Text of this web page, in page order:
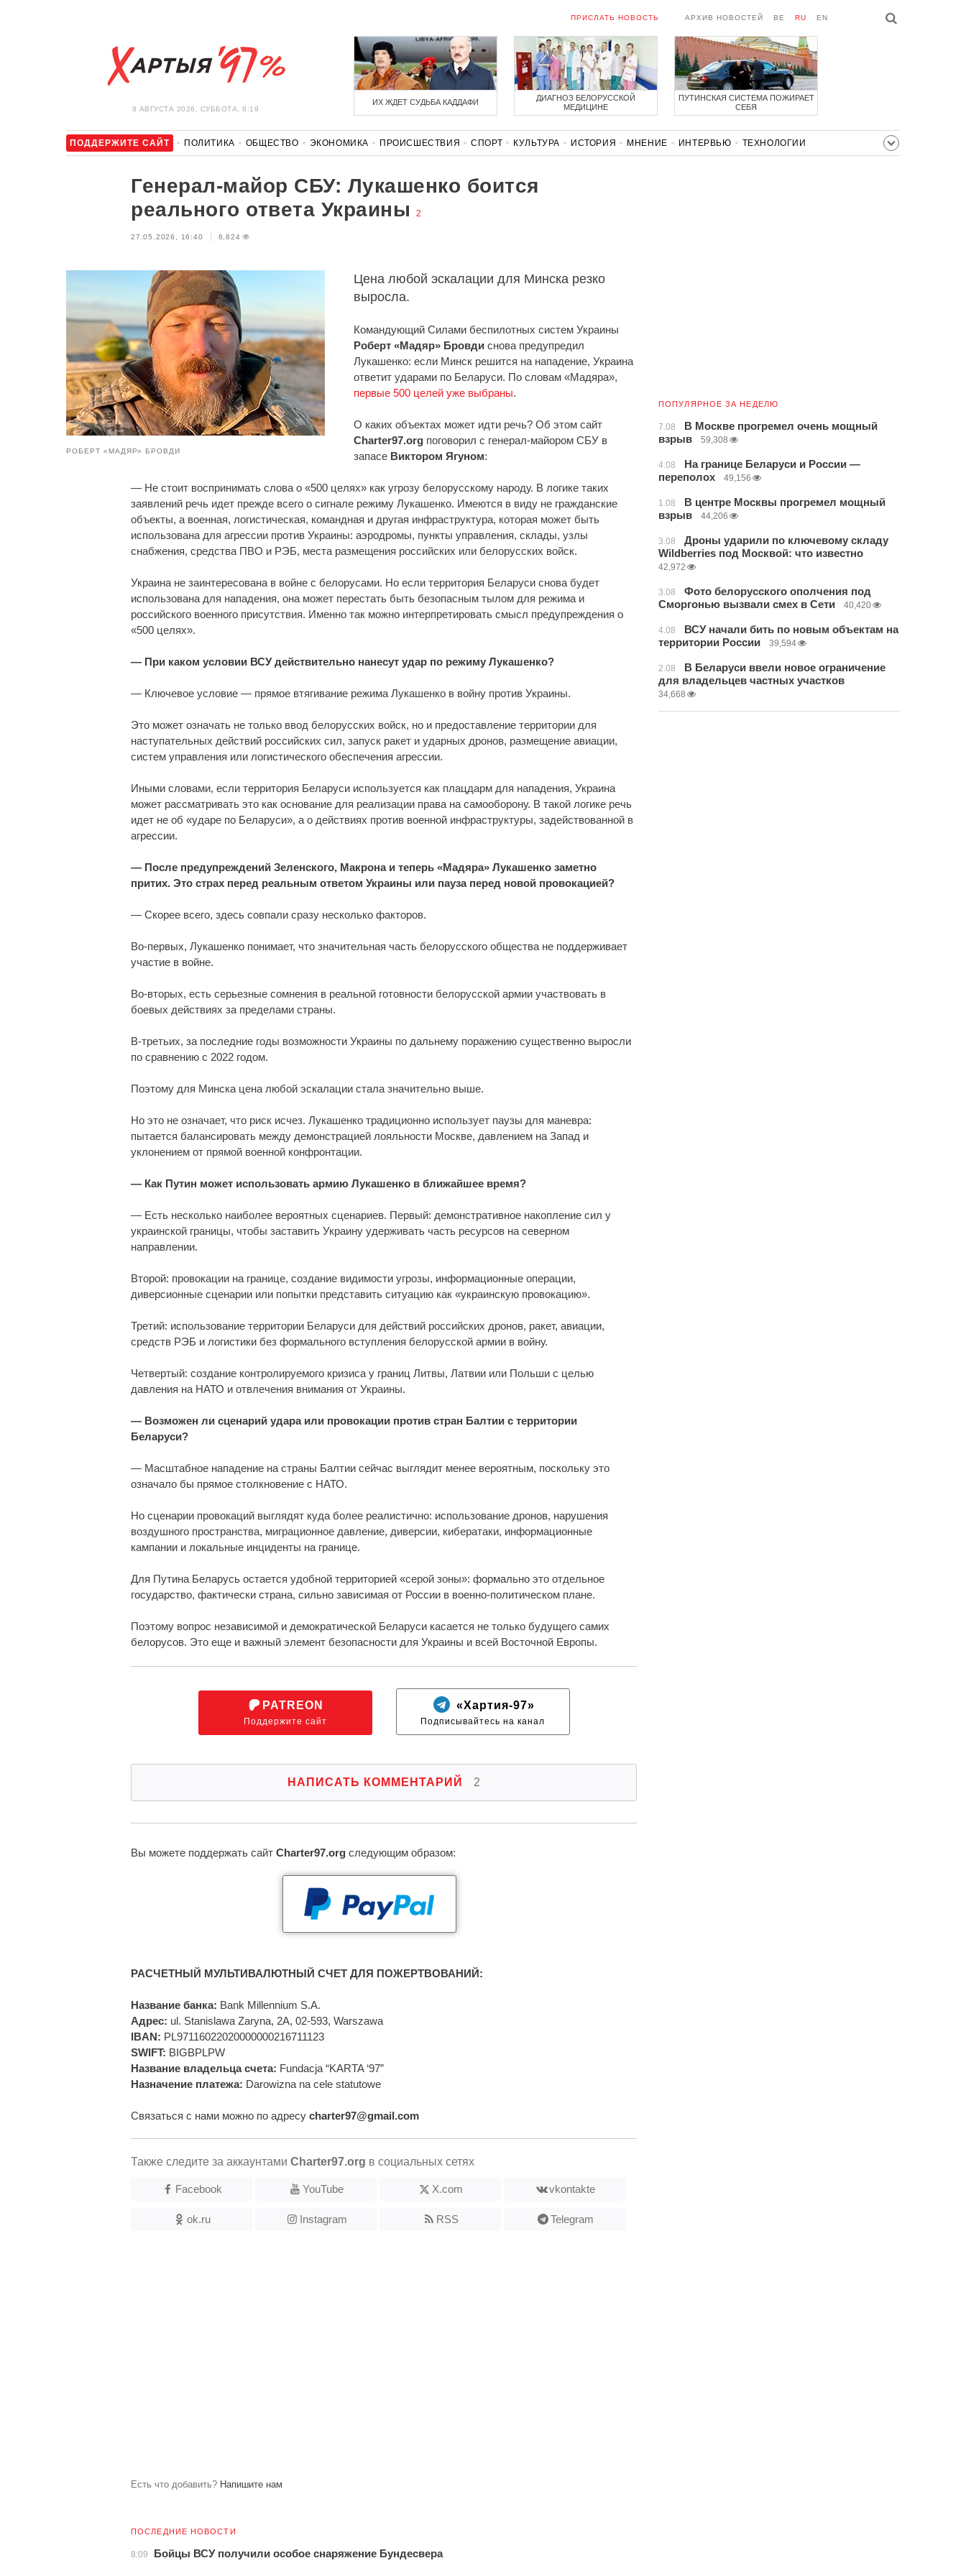
8 АВГУСТА 2026, СУББОТА, 8:19
ПРИСЛАТЬ НОВОСТЬ АРХИВ НОВОСТЕЙ BE RU EN
ИХ ЖДЕТ СУДЬБА КАДДАФИ
ДИАГНОЗ БЕЛОРУССКОЙ
МЕДИЦИНЕ
ПУТИНСКАЯ СИСТЕМА ПОЖИРАЕТ
СЕБЯ
ПОДДЕРЖИТЕ САЙТ ПОЛИТИКА ОБЩЕСТВО ЭКОНОМИКА ПРОИСШЕСТВИЯ СПОРТ КУЛЬТУРА ИСТОРИЯ МНЕНИЕ ИНТЕРВЬЮ
ТЕХНОЛОГИИ
Генерал-майор СБУ: Лукашенко боится
реального ответа Украины
2
27.05.2026, 16:40 6,824
РОБЕРТ «МАДЯР» БРОВДИ
Цена любой эскалации для Минска резко
выросла.
Командующий Силами беспилотных систем Украины
Роберт «Мадяр» Бровди снова предупредил
Лукашенко: если Минск решится на нападение, Украина
ответит ударами по Беларуси. По словам «Мадяра»,
первые 500 целей уже выбраны.
О каких объектах может идти речь? Об этом сайт
Charter97.org поговорил с генерал-майором СБУ в
запасе Виктором Ягуном:
— Не стоит воспринимать слова о «500 целях» как угрозу белорусскому народу. В логике таких
заявлений речь идет прежде всего о сигнале режиму Лукашенко. Имеются в виду не гражданские
объекты, а военная, логистическая, командная и другая инфраструктура, которая может быть
использована для агрессии против Украины: аэродромы, пункты управления, склады, узлы
снабжения, средства ПВО и РЭБ, места размещения российских или белорусских войск.
Украина не заинтересована в войне с белорусами. Но если территория Беларуси снова будет
использована для нападения, она может перестать быть безопасным тылом для режима и
российского военного присутствия. Именно так можно интерпретировать смысл предупреждения о
«500 целях».
— При каком условии ВСУ действительно нанесут удар по режиму Лукашенко?
— Ключевое условие — прямое втягивание режима Лукашенко в войну против Украины.
Это может означать не только ввод белорусских войск, но и предоставление территории для
наступательных действий российских сил, запуск ракет и ударных дронов, размещение авиации,
систем управления или логистического обеспечения агрессии.
Иными словами, если территория Беларуси используется как плацдарм для нападения, Украина
может рассматривать это как основание для реализации права на самооборону. В такой логике речь
идет не об «ударе по Беларуси», а о действиях против военной инфраструктуры, задействованной в
агрессии.
— После предупреждений Зеленского, Макрона и теперь «Мадяра» Лукашенко заметно
притих. Это страх перед реальным ответом Украины или пауза перед новой провокацией?
— Скорее всего, здесь совпали сразу несколько факторов.
Во-первых, Лукашенко понимает, что значительная часть белорусского общества не поддерживает
участие в войне.
Во-вторых, есть серьезные сомнения в реальной готовности белорусской армии участвовать в
боевых действиях за пределами страны.
В-третьих, за последние годы возможности Украины по дальнему поражению существенно выросли
по сравнению с 2022 годом.
Поэтому для Минска цена любой эскалации стала значительно выше.
Но это не означает, что риск исчез. Лукашенко традиционно использует паузы для маневра:
пытается балансировать между демонстрацией лояльности Москве, давлением на Запад и
уклонением от прямой военной конфронтации.
— Как Путин может использовать армию Лукашенко в ближайшее время?
— Есть несколько наиболее вероятных сценариев. Первый: демонстративное накопление сил у
украинской границы, чтобы заставить Украину удерживать часть ресурсов на северном
направлении.
Второй: провокации на границе, создание видимости угрозы, информационные операции,
диверсионные сценарии или попытки представить ситуацию как «украинскую провокацию».
Третий: использование территории Беларуси для действий российских дронов, ракет, авиации,
средств РЭБ и логистики без формального вступления белорусской армии в войну.
Четвертый: создание контролируемого кризиса у границ Литвы, Латвии или Польши с целью
давления на НАТО и отвлечения внимания от Украины.
— Возможен ли сценарий удара или провокации против стран Балтии с территории
Беларуси?
— Масштабное нападение на страны Балтии сейчас выглядит менее вероятным, поскольку это
означало бы прямое столкновение с НАТО.
Но сценарии провокаций выглядят куда более реалистично: использование дронов, нарушения
воздушного пространства, миграционное давление, диверсии, кибератаки, информационные
кампании и локальные инциденты на границе.
Для Путина Беларусь остается удобной территорией «серой зоны»: формально это отдельное
государство, фактически страна, сильно зависимая от России в военно-политическом плане.
Поэтому вопрос независимой и демократической Беларуси касается не только будущего самих
белорусов. Это еще и важный элемент безопасности для Украины и всей Восточной Европы.
PATREON
Поддержите сайт
«Хартия-97»
Подписывайтесь на канал
НАПИСАТЬ КОММЕНТАРИЙ 2
Вы можете поддержать сайт Charter97.org следующим образом:
РАСЧЕТНЫЙ МУЛЬТИВАЛЮТНЫЙ СЧЕТ ДЛЯ ПОЖЕРТВОВАНИЙ:
Название банка: Bank Millennium S.A.
Адрес: ul. Stanislawa Zaryna, 2A, 02-593, Warszawa
IBAN: PL97116022020000000216711123
SWIFT: BIGBPLPW
Название владельца счета: Fundacja “KARTA ‘97”
Назначение платежа: Darowizna na cele statutowe
Связаться с нами можно по адресу charter97@gmail.com
Также следите за аккаунтами Charter97.org в социальных сетях
Facebook YouTube X.com vkontakte
ok.ru Instagram RSS Telegram
Есть что добавить? Напишите нам
ПОСЛЕДНИЕ НОВОСТИ
8:09 Бойцы ВСУ получили особое снаряжение Бундесвера
ПОПУЛЯРНОЕ ЗА НЕДЕЛЮ
7.08
В Москве прогремел очень мощный
взрыв
59,308
4.08
На границе Беларуси и России —
переполох
49,156
1.08
В центре Москвы прогремел мощный
взрыв
44,206
3.08
Дроны ударили по ключевому складу
Wildberries под Москвой: что известно
42,972
3.08
Фото белорусского ополчения под
Сморгонью вызвали смех в Сети
40,420
4.08
ВСУ начали бить по новым объектам на
территории России
39,594
2.08
В Беларуси ввели новое ограничение
для владельцев частных участков
34,668